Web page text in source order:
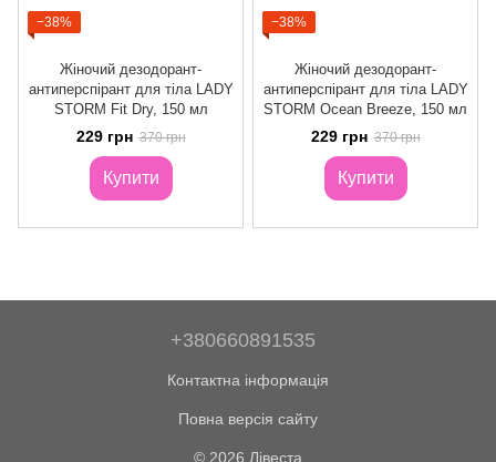
−38%
Жіночий дезодорант-
антиперспірант для тіла LADY
STORM Fit Dry, 150 мл
229 грн 370 грн
Купити
−38%
Жіночий дезодорант-
антиперспірант для тіла LADY
STORM Ocean Breeze, 150 мл
229 грн 370 грн
Купити
+380660891535
Контактна інформація
Повна версія сайту
© 2026 Лівеста